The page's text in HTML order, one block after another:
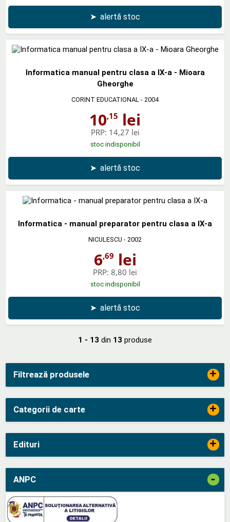
Filtrează produsele +
Categorii de carte +
Edituri +
ANPC -
➤ alertă stoc
Informatica manual pentru clasa a IX-a - Mioara
Gheorghe
CORINT EDUCATIONAL - 2004
10,15 lei
PRP: 14,27 lei
stoc indisponibil
➤ alertă stoc
Informatica - manual preparator pentru clasa a IX-a
NICULESCU - 2002
6,69 lei
PRP: 8,80 lei
stoc indisponibil
➤ alertă stoc
1 - 13 din 13 produse